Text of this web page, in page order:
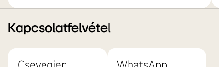
Kapcsolatfelvétel
Csevegjen
WhatsApp